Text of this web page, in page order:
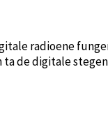
radioene
ta de digitale